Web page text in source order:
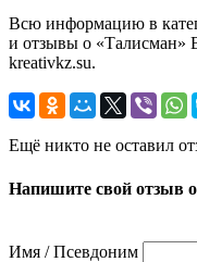
Всю информацию в
и отзывы о «Талисман»
kreativkz.su.
Ещё никто не оставил
Напишите свой отзыв
Имя / Псевдоним